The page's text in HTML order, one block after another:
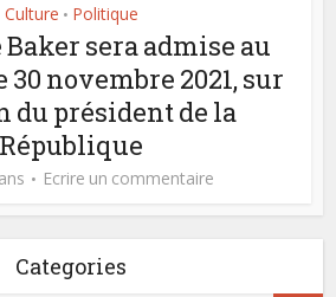
Culture • Politique
sera admise au
novembre 2021, sur
du président de la
République
Ecrire un commentaire
Categories